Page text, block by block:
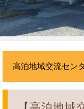
高泊地域交流セン